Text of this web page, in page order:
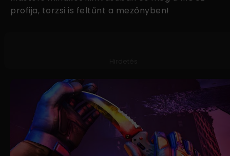
profija, torzsi is feltűnt a mezőnyben!